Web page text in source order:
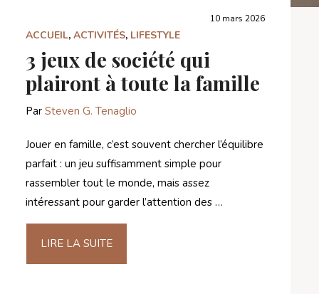
10 mars 2026
ACCUEIL, ACTIVITÉS, LIFESTYLE
3 jeux de société qui
plairont à toute la famille
Par Steven G. Tenaglio
Jouer en famille, c’est souvent chercher l’équilibre
parfait : un jeu suffisamment simple pour
rassembler tout le monde, mais assez
intéressant pour garder l’attention des …
LIRE LA SUITE